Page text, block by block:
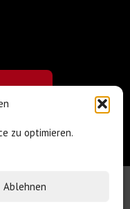
zu optimieren.
Ablehnen